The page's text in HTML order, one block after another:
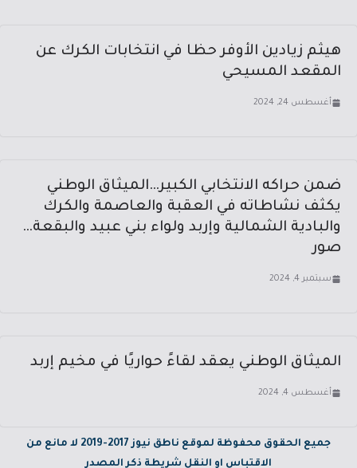
هيثم زيادين الأوفر حظا في انتخابات الكرك عن
المقعد المسيحي
أغسطس 24, 2024
ضمن حراكه الانتخابي الكبير…الميثاق الوطني
يكثف نشاطاته في العقبة والعاصمة والكرك
والبادية الشمالية وإربد ولواء بني عبيد والبقعة…
صور
سبتمبر 4, 2024
الميثاق الوطني يعقد لقاءً حواريًا في مخيم إربد
أغسطس 4, 2024
جميع الحقوق محفوظة لموقع ناطق نيوز 2017-2019 لا مانع من
الاقتباس او النقل شريطة ذكر المصدر